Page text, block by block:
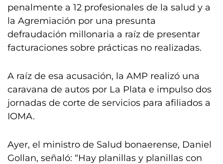
penalmente a 12 profesionales de la salud y a
la Agremiación por una presunta
defraudación millonaria a raíz de presentar
facturaciones sobre prácticas no realizadas.
A raíz de esa acusación, la AMP realizó una
caravana de autos por La Plata e impulso dos
jornadas de corte de servicios para afiliados a
IOMA.
Ayer, el ministro de Salud bonaerense, Daniel
Gollan, señaló: “Hay planillas y planillas con